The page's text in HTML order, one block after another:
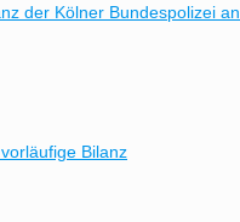
der Kölner Bundespolizei
Bilanz